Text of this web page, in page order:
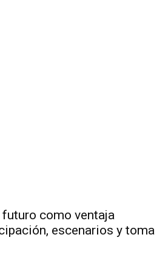
como ventaja
escenarios y toma